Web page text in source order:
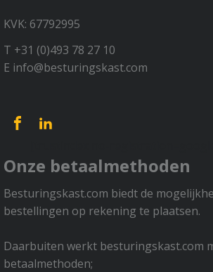
KVK: 67792995
T +31 (0)493 78 27 10
E info@besturingskast.com
Onze betaalmethoden
Besturingskast.com biedt de
bestellingen op rekening te plaatsen.
Daarbuiten werkt besturingskast.com
betaalmethoden;